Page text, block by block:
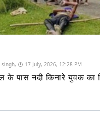
singh, 17 July, 2026, 12:28 PM
के पास नदी किनारे युवक का